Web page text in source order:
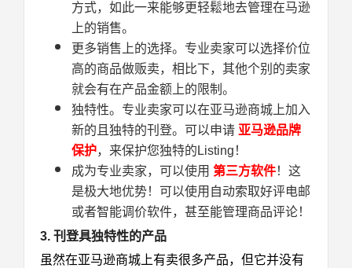
方式，如此一来能够更轻鬆地去管理在马逊
上的销售。
更多销售上的选择。专业卖家可以选择价位
高的商品做贩卖，相比下，其他个别的卖家
就会有在产品金额上的限制。
独特性。专业卖家可以在亚马逊商城上加入
新的且独特的刊登。可以申请 亚马逊品牌
保护，来保护您独特的Listing！
成为专业卖家，可以使用 第三方软件！这
是极大地优势！可以使用自动索取好评电邮
或者智能调价软件，甚至能管理商品评论！
3. 刊登具独特性的产品
虽然在亚马逊商城上有卖很多产品，但它并没有